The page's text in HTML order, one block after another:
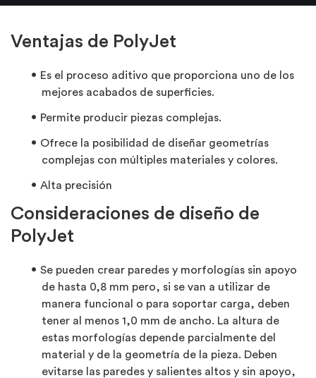
Ventajas de PolyJet
Es el proceso aditivo que proporciona uno de los
mejores acabados de superficies.
Permite producir piezas complejas.
Ofrece la posibilidad de diseñar geometrías
complejas con múltiples materiales y colores.
Alta precisión
Consideraciones de diseño de
PolyJet
Se pueden crear paredes y morfologías sin apoyo
de hasta 0,8 mm pero, si se van a utilizar de
manera funcional o para soportar carga, deben
tener al menos 1,0 mm de ancho. La altura de
estas morfologías depende parcialmente del
material y de la geometría de la pieza. Deben
evitarse las paredes y salientes altos y sin apoyo,